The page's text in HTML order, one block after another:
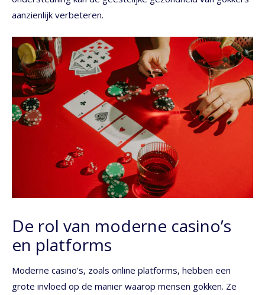
aanzienlijk verbeteren.
De rol van moderne casino’s
en platforms
Moderne casino’s, zoals online platforms, hebben een
grote invloed op de manier waarop mensen gokken. Ze